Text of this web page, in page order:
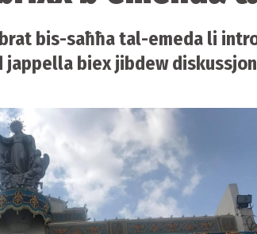
bis-saħħa tal-emeda li
biex jibdew